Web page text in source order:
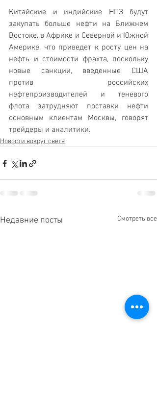
Китайские и индийские НПЗ будут
закупать больше нефти на Ближнем
Востоке, в Африке и Северной и Южной
Америке, что приведет к росту цен на
нефть и стоимости фрахта, поскольку
новые санкции, введенные США
против российских
нефтепроизводителей и теневого
флота затрудняют поставки нефти
основным клиентам Москвы, говорят
трейдеры и аналитики.
Новости вокруг света
Недавние посты Смотреть все